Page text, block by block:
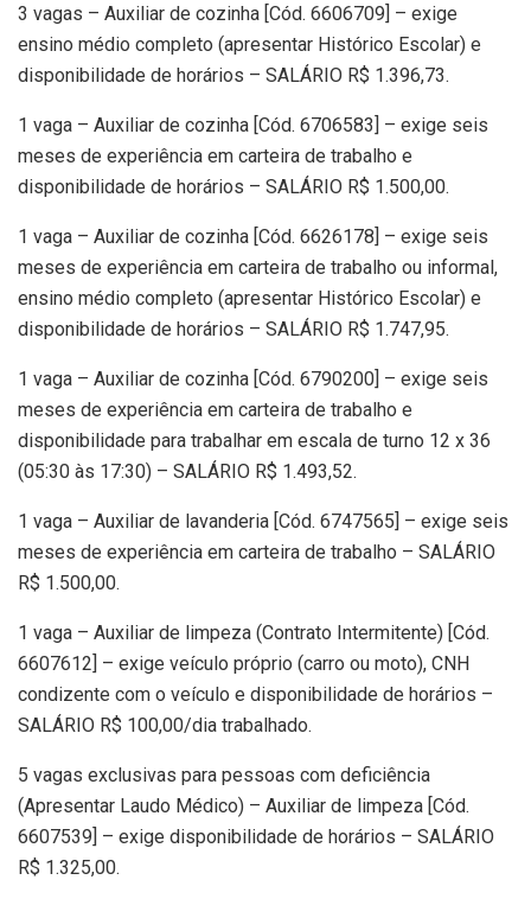
3 vagas – Auxiliar de cozinha [Cód. 6606709] – exige
ensino médio completo (apresentar Histórico Escolar) e
disponibilidade de horários – SALÁRIO R$ 1.396,73.
1 vaga – Auxiliar de cozinha [Cód. 6706583] – exige seis
meses de experiência em carteira de trabalho e
disponibilidade de horários – SALÁRIO R$ 1.500,00.
1 vaga – Auxiliar de cozinha [Cód. 6626178] – exige seis
meses de experiência em carteira de trabalho ou informal,
ensino médio completo (apresentar Histórico Escolar) e
disponibilidade de horários – SALÁRIO R$ 1.747,95.
1 vaga – Auxiliar de cozinha [Cód. 6790200] – exige seis
meses de experiência em carteira de trabalho e
disponibilidade para trabalhar em escala de turno 12 x 36
(05:30 às 17:30) – SALÁRIO R$ 1.493,52.
1 vaga – Auxiliar de lavanderia [Cód. 6747565] – exige seis
meses de experiência em carteira de trabalho – SALÁRIO
R$ 1.500,00.
1 vaga – Auxiliar de limpeza (Contrato Intermitente) [Cód.
6607612] – exige veículo próprio (carro ou moto), CNH
condizente com o veículo e disponibilidade de horários –
SALÁRIO R$ 100,00/dia trabalhado.
5 vagas exclusivas para pessoas com deficiência
(Apresentar Laudo Médico) – Auxiliar de limpeza [Cód.
6607539] – exige disponibilidade de horários – SALÁRIO
R$ 1.325,00.